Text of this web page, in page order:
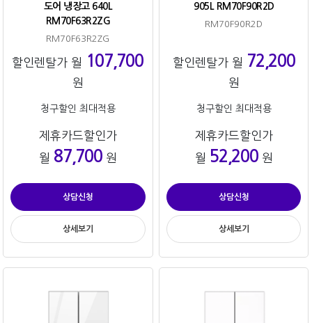
도어 냉장고 640L
RM70F63R2ZG
RM70F63R2ZG
할인렌탈가 월 107,700
원
청구할인 최대적용
제휴카드할인가
월 87,700원
상담신청
상세보기
905L RM70F90R2D
RM70F90R2D
할인렌탈가 월 72,200
원
청구할인 최대적용
제휴카드할인가
월 52,200원
상담신청
상세보기